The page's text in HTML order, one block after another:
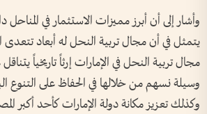
وأشار إلى أن أبرز مميزات الاستثمار في المناحل
يتمثل في أن مجال تربية النحل له أبعاد تتعدى
مجال تربية النحل في الإمارات إرثاً تاريخياً
وسيلة نسهم من خلالها في الحفاظ على التنوع
وكذلك تعزيز مكانة دولة الإمارات كأحد أكبر